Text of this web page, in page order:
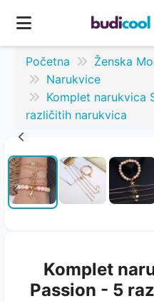
Početna Ženska
Narukvice
Komplet narukvica
različitih narukvica
Komplet
Passion - 5